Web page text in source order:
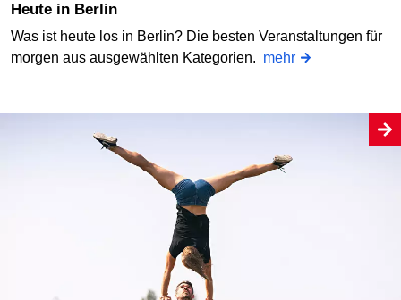
Heute in Berlin
Was ist heute los in Berlin? Die besten Veranstaltungen für
morgen aus ausgewählten Kategorien. mehr